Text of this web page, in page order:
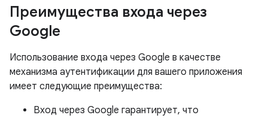
Преимущества входа через
Google
Использование входа через Google в качестве
механизма аутентификации для вашего приложения
имеет следующие преимущества:
Вход через Google гарантирует, что